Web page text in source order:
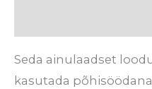
Seda ainulaadset
kasutada